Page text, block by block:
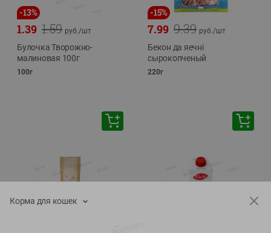
-13%
1.59
1.39 руб./шт
Булочка Творожно-
малиновая 100г
100г
-15%
9.39
7.99 руб./шт
Бекон да яечнi
сырокопченый
220г
Корма для кошек